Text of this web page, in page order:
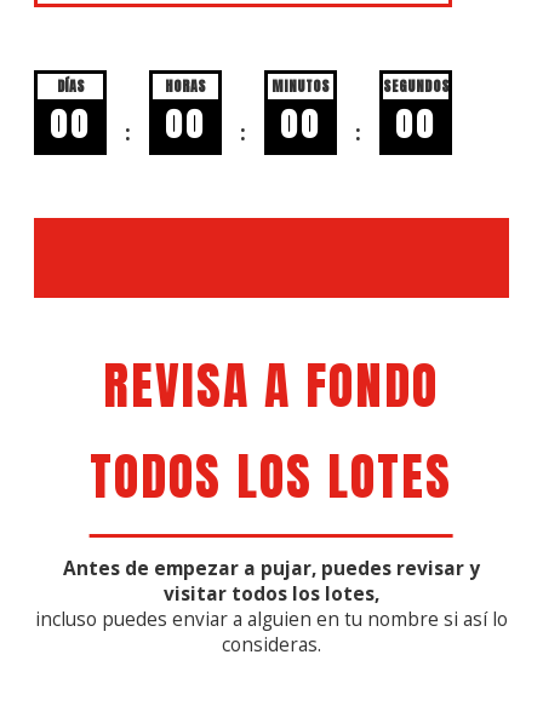
DÍAS
00 :
HORAS
00 :
MINUTOS
00 :
SEGUNDOS
00
REVISA A FONDO
TODOS LOS LOTES
Antes de empezar a pujar, puedes revisar y
visitar todos los lotes,
incluso puedes enviar a alguien en tu nombre si así lo
consideras.